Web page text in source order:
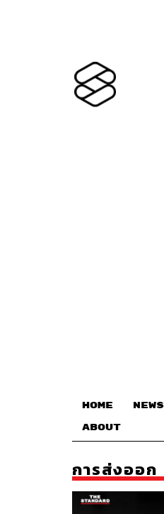
HOME NEWS
ABOUT
การส่งออก